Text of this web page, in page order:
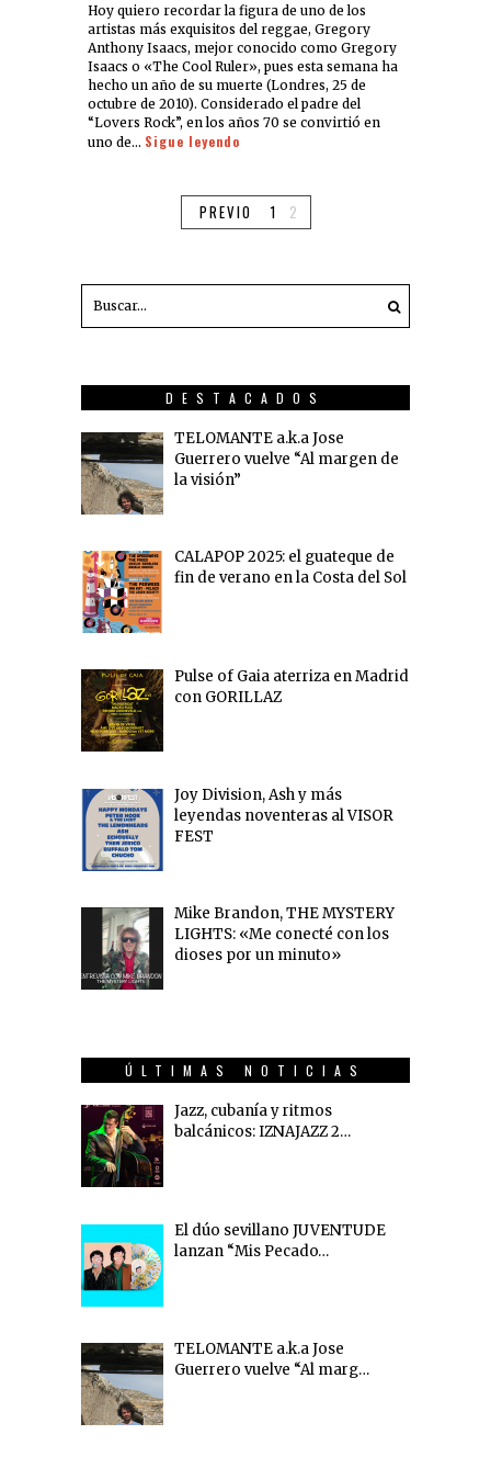
Hoy quiero recordar la figura de uno de los
artistas más exquisitos del reggae, Gregory
Anthony Isaacs, mejor conocido como Gregory
Isaacs o «The Cool Ruler», pues esta semana ha
hecho un año de su muerte (Londres, 25 de
octubre de 2010). Considerado el padre del
“Lovers Rock”, en los años 70 se convirtió en
uno de… Sigue leyendo
PREVIO 1 2
DESTACADOS
TELOMANTE a.k.a Jose
Guerrero vuelve “Al margen de
la visión”
CALAPOP 2025: el guateque de
fin de verano en la Costa del Sol
Pulse of Gaia aterriza en Madrid
con GORILLAZ
Joy Division, Ash y más
leyendas noventeras al VISOR
FEST
Mike Brandon, THE MYSTERY
LIGHTS: «Me conecté con los
dioses por un minuto»
ÚLTIMAS NOTICIAS
Jazz, cubanía y ritmos
balcánicos: IZNAJAZZ 2…
El dúo sevillano JUVENTUDE
lanzan “Mis Pecado…
TELOMANTE a.k.a Jose
Guerrero vuelve “Al marg…